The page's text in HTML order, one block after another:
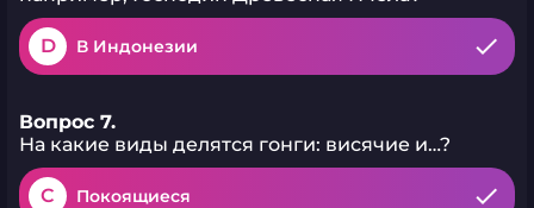
D В Индонезии
Вопрос 7.
На какие виды делятся гонги: висячие и…?
C Покоящиеся